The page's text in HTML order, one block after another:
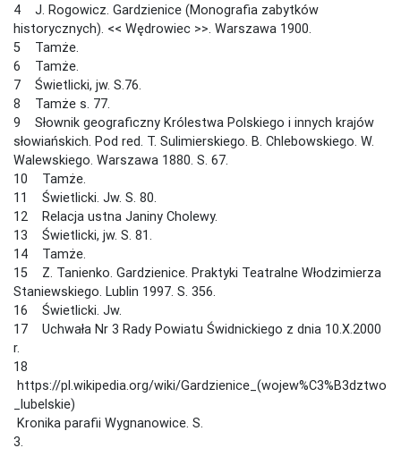
4 J. Rogowicz. Gardzienice (Monografia zabytków
historycznych). << Wędrowiec >>. Warszawa 1900.
5 Tamże.
6 Tamże.
7 Świetlicki, jw. S.76.
8 Tamże s. 77.
9 Słownik geograficzny Królestwa Polskiego i innych krajów
słowiańskich. Pod red. T. Sulimierskiego. B. Chlebowskiego. W.
Walewskiego. Warszawa 1880. S. 67.
10 Tamże.
11 Świetlicki. Jw. S. 80.
12 Relacja ustna Janiny Cholewy.
13 Świetlicki, jw. S. 81.
14 Tamże.
15 Z. Tanienko. Gardzienice. Praktyki Teatralne Włodzimierza
Staniewskiego. Lublin 1997. S. 356.
16 Świetlicki. Jw.
17 Uchwała Nr 3 Rady Powiatu Świdnickiego z dnia 10.X.2000
r.
18
https://pl.wikipedia.org/wiki/Gardzienice_(wojew%C3%B3dztwo
_lubelskie)
Kronika parafii Wygnanowice. S.
3.